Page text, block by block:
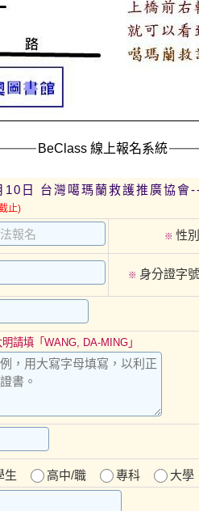
BeClass 線上報名系統
10日 台灣噶瑪蘭救護推廣協
止)
※ 性別
※ 身分證字號
請填「WANG, DA-MING」
生 高中/職 專科 大學